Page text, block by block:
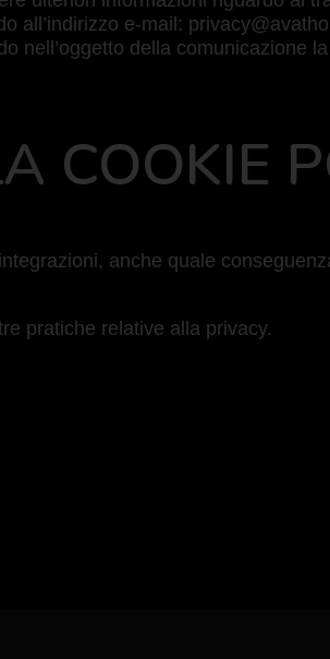
all’indirizzo e-mail:
nell’oggetto della comunicazione
COOKIE
anche quale
pratiche relative alla privacy.